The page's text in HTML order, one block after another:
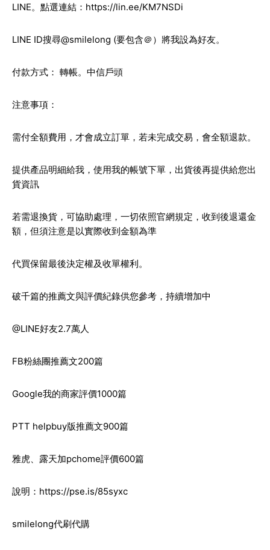
LINE。點選連結： https://lin.ee/KM7NSDi
LINE ID搜尋@smilelong (要包含＠）將我設為好友。
付款方式： 轉帳。中信戶頭
注意事項：
需付全額費用，才會成立訂單，若未完成交易，會全額退款。
提供產品明細給我，使用我的帳號下單，出貨後再提供給您出
貨資訊
若需退換貨，可協助處理，一切依照官網規定，收到後退還金
額，但須注意是以實際收到金額為準
代買保留最後決定權及收單權利。
破千篇的推薦文與評價紀錄供您參考，持續增加中
@LINE好友2.7萬人
FB粉絲團推薦文200篇
Google我的商家評價1000篇
PTT helpbuy版推薦文900篇
雅虎、露天加pchome評價600篇
說明： https://pse.is/85syxc
smilelong代刷代購